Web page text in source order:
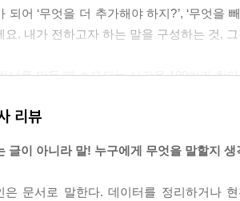
되어 ‘무엇을 더 추가해야 하지?’, ‘무엇
요. 내가 전하고자 하는 말을 구성하는 것,
나를 만들 때 소요되는 시간을 100이라 한
나은 가독성을 위해 문서 디자인을 보완하
리뷰
글이 아니라 말! 누구에게 무엇을 말할지
은 문서로 말한다. 데이터를 정리하거나